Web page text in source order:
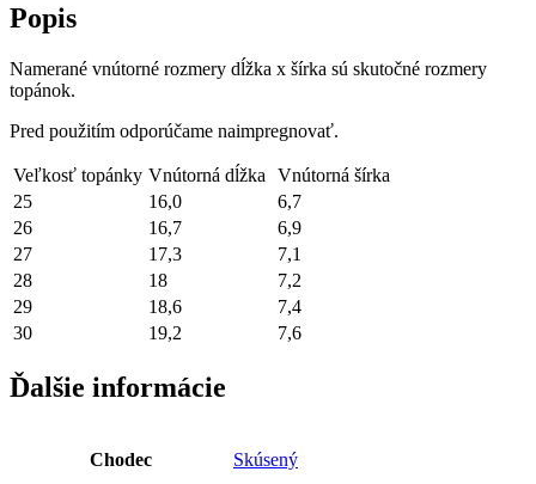
White
Popis
Namerané vnútorné rozmery dĺžka x šírka sú skutočné rozmery
topánok.
Pred použitím odporúčame naimpregnovať.
Veľkosť topánky Vnútorná dĺžka
Vnútorná šírka
25
16,0
6,7
26
16,7
6,9
27
17,3
7,1
28
18
7,2
29
18,6
7,4
30
19,2 7,6
Ďalšie informácie
Chodec Skúsený